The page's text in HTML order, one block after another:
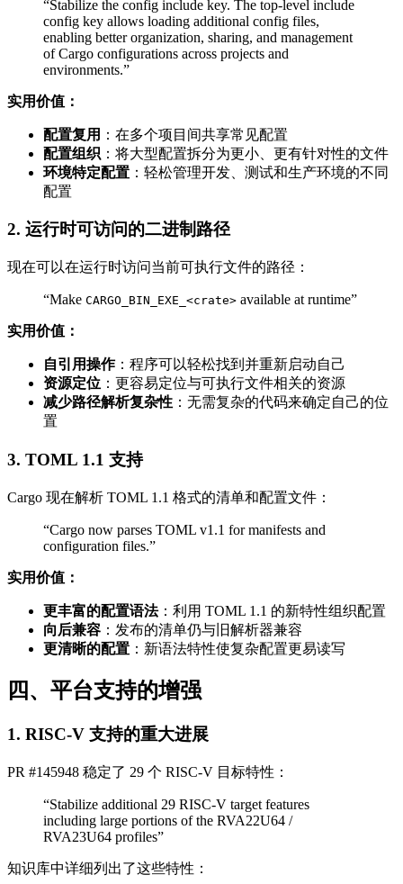
“Stabilize the config include key. The top-level include
config key allows loading additional config files,
enabling better organization, sharing, and management
of Cargo configurations across projects and
environments.”
实用价值：
配置复用 ：在多个项目间共享常见配置
配置组织 ：将大型配置拆分为更小、更有针对性的文件
环境特定配置 ：轻松管理开发、测试和生产环境的不同
配置
2. 运行时可访问的二进制路径
现在可以在运行时访问当前可执行文件的路径：
“Make CARGO_BIN_EXE_<crate> available at runtime”
实用价值：
自引用操作：程序可以轻松找到并重新启动自己
资源定位 ：更容易定位与可执行文件相关的资源
减少路径解析复杂性 ：无需复杂的代码来确定自己的位
置
3. TOML 1.1 支持
Cargo 现在解析 TOML 1.1 格式的清单和配置文件：
“Cargo now parses TOML v1.1 for manifests and
configuration files.”
实用价值：
更丰富的配置语法：利用 TOML 1.1 的新特性组织配置
向后兼容 ：发布的清单仍与旧解析器兼容
更清晰的配置 ：新语法特性使复杂配置更易读写
四、平台支持的增强
1. RISC-V 支持的重大进展
PR #145948 稳定了 29 个 RISC-V 目标特性：
“Stabilize additional 29 RISC-V target features
including large portions of the RVA22U64 /
RVA23U64 profiles”
知识库中详细列出了这些特性：